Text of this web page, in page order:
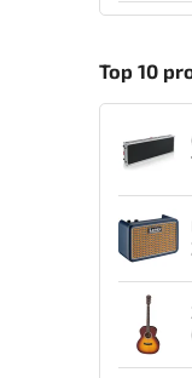
Top 10